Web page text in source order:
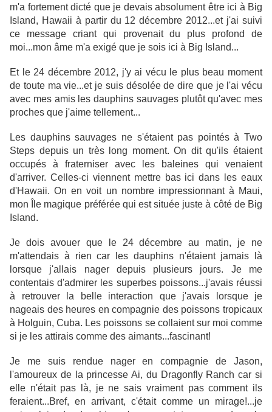
m'a fortement dicté que je devais absolument être ici à Big
Island, Hawaii à partir du 12 décembre 2012...et j'ai suivi
ce message criant qui provenait du plus profond de
moi...mon âme m'a exigé que je sois ici à Big Island...
Et le 24 décembre 2012, j'y ai vécu le plus beau moment
de toute ma vie...et je suis désolée de dire que je l'ai vécu
avec mes amis les dauphins sauvages plutôt qu'avec mes
proches que j'aime tellement...
Les dauphins sauvages ne s'étaient pas pointés à Two
Steps depuis un très long moment. On dit qu'ils étaient
occupés à fraterniser avec les baleines qui venaient
d'arriver. Celles-ci viennent mettre bas ici dans les eaux
d'Hawaii. On en voit un nombre impressionnant à Maui,
mon Île magique préférée qui est située juste à côté de Big
Island.
Je dois avouer que le 24 décembre au matin, je ne
m'attendais à rien car les dauphins n'étaient jamais là
lorsque j'allais nager depuis plusieurs jours. Je me
contentais d'admirer les superbes poissons...j'avais réussi
à retrouver la belle interaction que j'avais lorsque je
nageais des heures en compagnie des poissons tropicaux
à Holguin, Cuba. Les poissons se collaient sur moi comme
si je les attirais comme des aimants...fascinant!
Je me suis rendue nager en compagnie de Jason,
l'amoureux de la princesse Ai, du Dragonfly Ranch car si
elle n'était pas là, je ne sais vraiment pas comment ils
feraient...Bref, en arrivant, c'était comme un mirage!...je